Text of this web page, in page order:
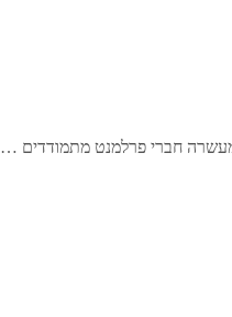
חברי פרלמנט מתמודדים …